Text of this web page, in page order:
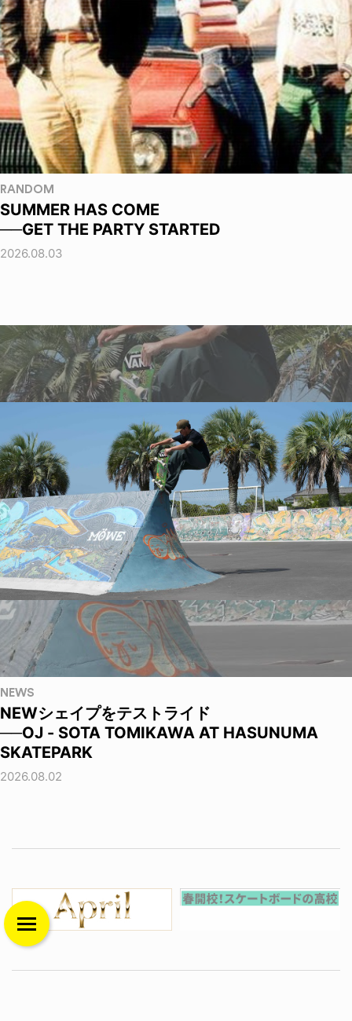
RANDOM
SUMMER HAS COME
──GET THE PARTY STARTED
2026.08.03
NEWS
NEWシェイプをテストライド
──OJ - SOTA TOMIKAWA AT HASUNUMA
SKATEPARK
2026.08.02